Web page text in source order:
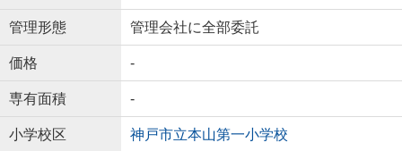
管理形態 管理会社に全部委託
価格 -
専有面積 -
小学校区 神戸市立本山第一小学校